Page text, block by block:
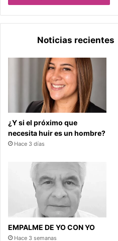
Noticias recientes
¿Y si el próximo que
necesita huir es un hombre?
Hace 3 días
EMPALME DE YO CON YO
Hace 3 semanas